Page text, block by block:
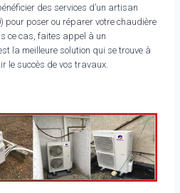
des services d’un artisan
poser ou réparer votre chaudière
ce cas, faites appel à un
la meilleure solution qui se trouve à
le succès de vos travaux.